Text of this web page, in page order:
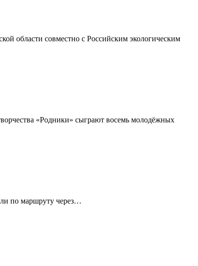
области совместно с Российским экологическим
«Родники» сыграют восемь молодёжных
по маршруту через…